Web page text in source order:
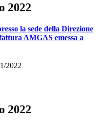
2022
la sede della Direzione
AMGAS emessa a
2022
2022